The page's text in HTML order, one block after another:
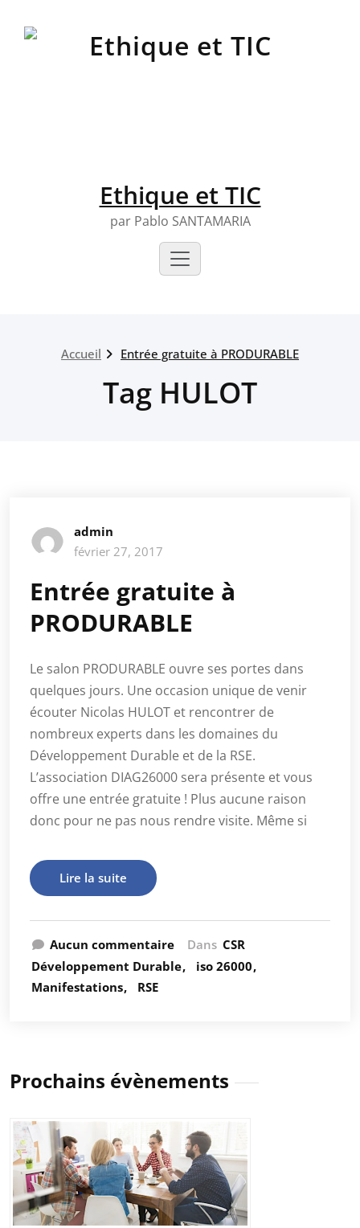
Ethique et TIC
par Pablo SANTAMARIA
Accueil Entrée gratuite à PRODURABLE
Tag HULOT
admin
février 27, 2017
Entrée gratuite à
PRODURABLE
Le salon PRODURABLE ouvre ses portes dans
quelques jours. Une occasion unique de venir
écouter Nicolas HULOT et rencontrer de
nombreux experts dans les domaines du
Développement Durable et de la RSE.
L’association DIAG26000 sera présente et vous
offre une entrée gratuite ! Plus aucune raison
donc pour ne pas nous rendre visite. Même si
Lire la suite
Aucun commentaire Dans CSR
Développement Durable
iso 26000
Manifestations
RSE
Prochains évènements